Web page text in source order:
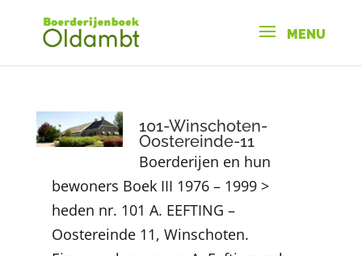
101-Winschoten-
Oostereinde-11
Boerderijen en hun
bewoners Boek III 1976 – 1999 >
heden nr. 101 A. EEFTING –
Oostereinde 11, Winschoten.